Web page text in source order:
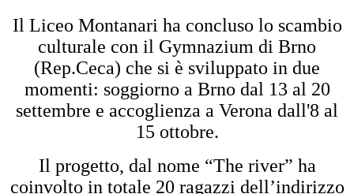
Il Liceo Montanari ha concluso lo scambio
culturale con il Gymnazium di Brno
(Rep.Ceca) che si è sviluppato in due
momenti: soggiorno a Brno dal 13 al 20
settembre e accoglienza a Verona dall'8 al
15 ottobre.
Il progetto, dal nome “The river” ha
coinvolto in totale 20 ragazzi dell’indirizzo